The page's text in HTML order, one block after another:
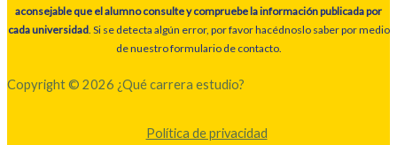
aconsejable que el alumno consulte y compruebe la información publicada por
cada universidad. Si se detecta algún error, por favor hacédnoslo saber por medio
de nuestro formulario de contacto.
Copyright © 2026 ¿Qué carrera estudio?
Política de privacidad